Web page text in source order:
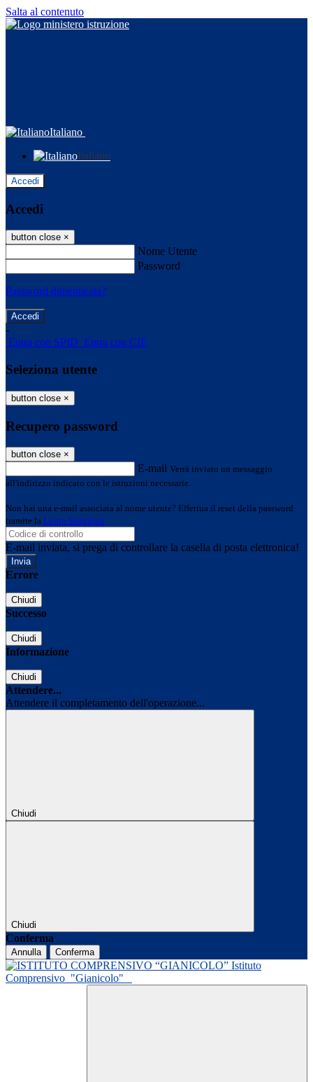
Salta al contenuto
Italiano
Italiano
Accedi
Accedi
button close ×
Nome Utente
Password
Password dimenticata?
-
Entra con SPID Entra con CIE
Seleziona utente
button close ×
Recupero password
button close ×
E-mail Verrà inviato un messaggio
all'indirizzo indicato con le istruzioni necessarie.
Non hai una e-mail associata al nome utente? Effettua il reset della password
tramite la Login Spaggiari
E-mail inviata, si prega di controllare la casella di posta elettronica!
Errore
Chiudi
Successo
Chiudi
Informazione
Chiudi
Attendere...
Attendere il completamento dell'operazione...
Chiudi
Chiudi
Conferma
Annulla Conferma
Istituto
Comprensivo "Gianicolo"